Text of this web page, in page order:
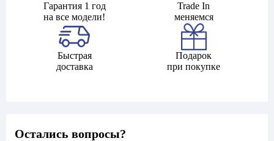
Гарантия 1 год
на все модели!
Trade In
меняемся
Быстрая
доставка
Подарок
при покупке
Остались вопросы?